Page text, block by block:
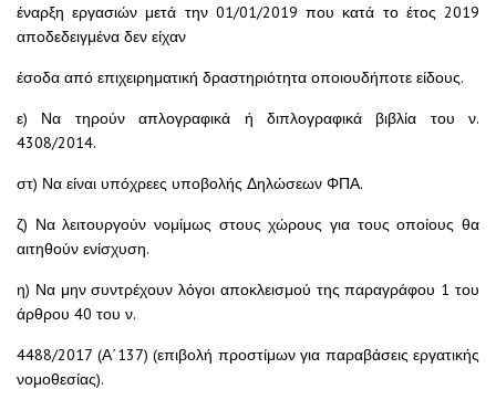
έναρξη εργασιών μετά την 01/01/2019 που κατά το έτος 2019
αποδεδειγμένα δεν είχαν
έσοδα από επιχειρηματική δραστηριότητα οποιουδήποτε είδους.
ε) Να τηρούν απλογραφικά ή διπλογραφικά βιβλία του ν.
4308/2014.
στ) Να είναι υπόχρεες υποβολής Δηλώσεων ΦΠΑ.
ζ) Να λειτουργούν νομίμως στους χώρους για τους οποίους θα
αιτηθούν ενίσχυση.
η) Να μην συντρέχουν λόγοι αποκλεισμού της παραγράφου 1 του
άρθρου 40 του ν.
4488/2017 (Α΄137) (επιβολή προστίμων για παραβάσεις εργατικής
νομοθεσίας).